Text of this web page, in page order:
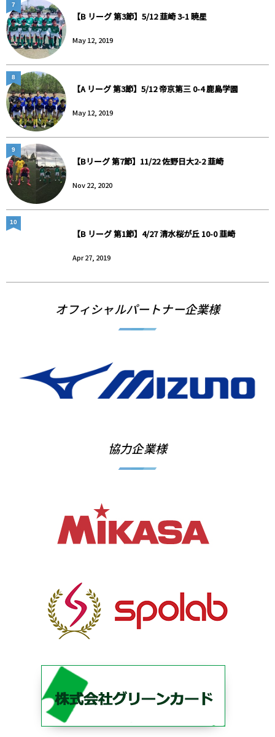
【B リーグ 第3節】5/12 韮崎 3-1 暁星
May 12, 2019
7
【A リーグ 第3節】5/12 帝京第三 0-4 鹿島学園
May 12, 2019
8
【Bリーグ 第7節】11/22 佐野日大2-2 韮崎
Nov 22, 2020
9
【B リーグ 第1節】4/27 清水桜が丘 10-0 韮崎
Apr 27, 2019
10
オフィシャルパートナー企業様
協力企業様